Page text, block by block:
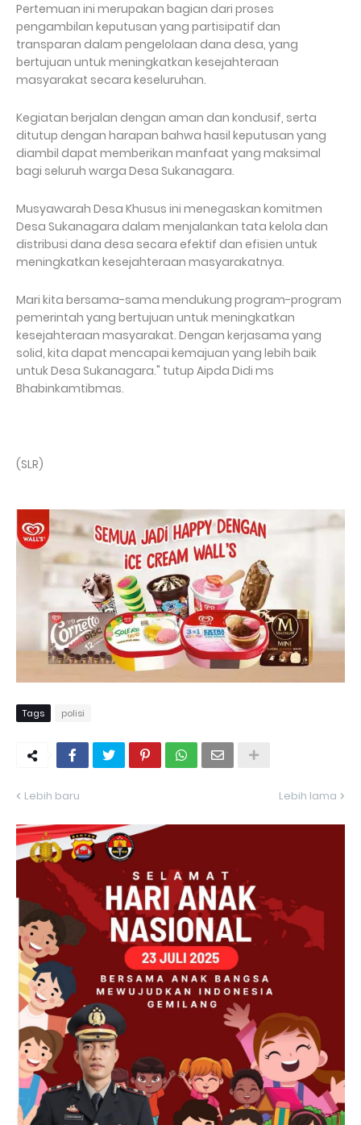
Pertemuan ini merupakan bagian dari proses
pengambilan keputusan yang partisipatif dan
transparan dalam pengelolaan dana desa, yang
bertujuan untuk meningkatkan kesejahteraan
masyarakat secara keseluruhan.
Kegiatan berjalan dengan aman dan kondusif, serta
ditutup dengan harapan bahwa hasil keputusan yang
diambil dapat memberikan manfaat yang maksimal
bagi seluruh warga Desa Sukanagara.
Musyawarah Desa Khusus ini menegaskan komitmen
Desa Sukanagara dalam menjalankan tata kelola dan
distribusi dana desa secara efektif dan efisien untuk
meningkatkan kesejahteraan masyarakatnya.
Mari kita bersama-sama mendukung program-program
pemerintah yang bertujuan untuk meningkatkan
kesejahteraan masyarakat. Dengan kerjasama yang
solid, kita dapat mencapai kemajuan yang lebih baik
untuk Desa Sukanagara." tutup Aipda Didi ms
Bhabinkamtibmas.
(SLR)
Tags polisi
Lebih baru Lebih lama